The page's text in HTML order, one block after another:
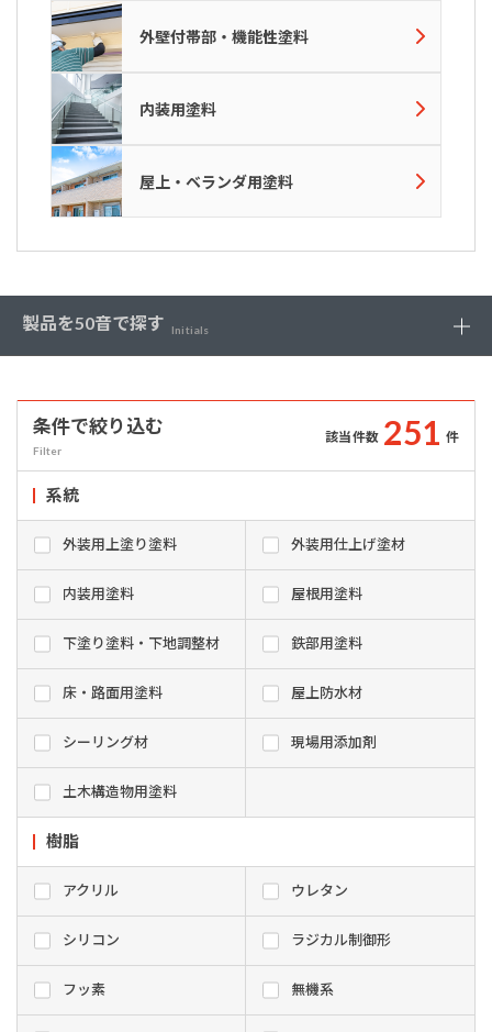
外壁付帯部・機能性塗料
内装用塗料
屋上・ベランダ用塗料
製品を50音で探す Initials
条件で絞り込む
Filter
該当件数 251 件
系統
外装用上塗り塗料 外装用仕上げ塗材
内装用塗料 屋根用塗料
下塗り塗料・下地調整材 鉄部用塗料
床・路面用塗料 屋上防水材
シーリング材 現場用添加剤
土木構造物用塗料
樹脂
アクリル ウレタン
シリコン ラジカル制御形
フッ素 無機系